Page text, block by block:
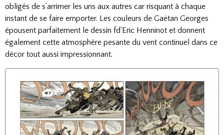
obligés de s’arrimer les uns aux autres car risquant à chaque
instant de se faire emporter. Les couleurs de Gaëtan Georges
épousent parfaitement le dessin fd'Eric Henninot et donnent
également cette atmosphère pesante du vent continuel dans ce
décor tout aussi impressionnant.